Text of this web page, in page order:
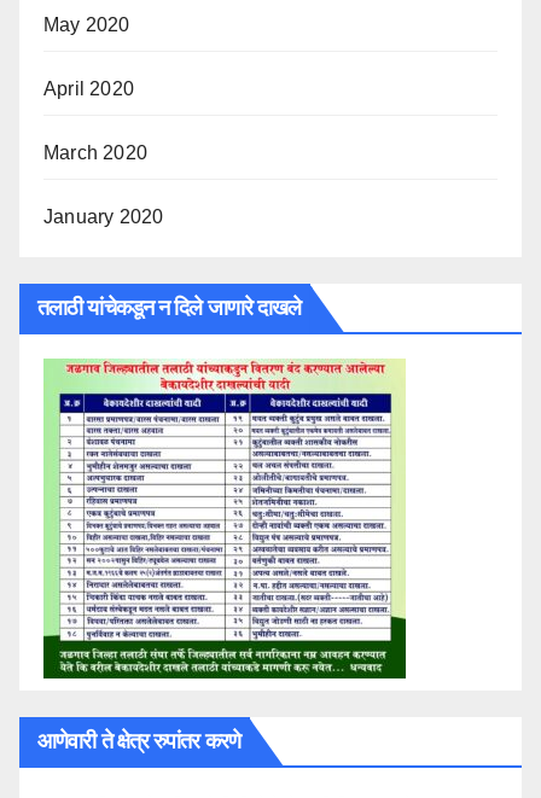
May 2020
April 2020
March 2020
January 2020
तलाठी यांचेकडून न दिले जाणारे दाखले
आणेवारी ते क्षेत्र रुपांतर करणे